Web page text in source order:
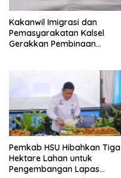
Kakanwil Imigrasi dan
Pemasyarakatan Kalsel
Gerakkan Pembinaan
Pemkab HSU Hibahkan Tiga
Hektare Lahan untuk
Pengembangan Lapas